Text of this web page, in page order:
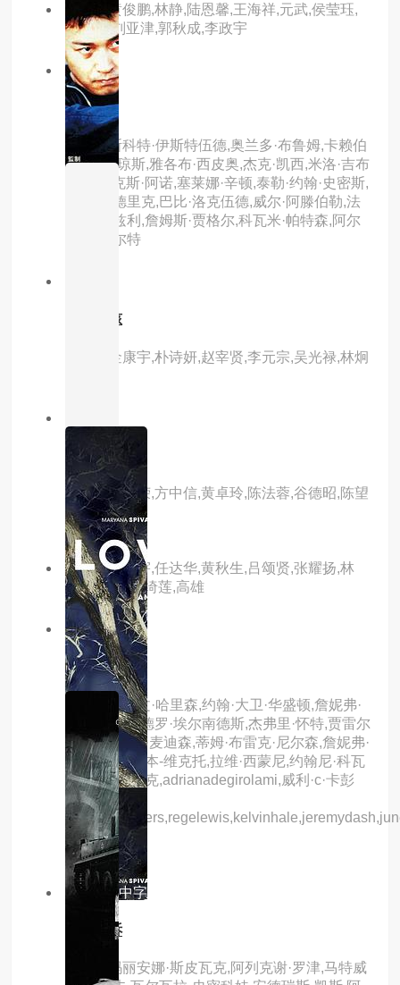
主演：黄俊鹏,林静,陆恩馨,王海祥,元武,侯莹珏,
楼学贤,刘亚津,郭秋成,李政宇
8.0分 hd
前哨
主演：斯科特·伊斯特伍德,奥兰多·布鲁姆,卡赖伯
·兰德里·琼斯,雅各布·西皮奥,杰克·凯西,米洛·吉布
森,阿历克斯·阿诺,塞莱娜·辛顿,泰勒·约翰·史密斯,
科里·哈德里克,巴比·洛克伍德,威尔·阿滕伯勒,法
希姆·法兹利,詹姆斯·贾格尔,科瓦米·帕特森,阿尔
菲·斯图尔特
潜水男孩
主演：金康宇,朴诗妍,赵宰贤,李元宗,吴光禄,林炯
枪王
主演：张国荣,方中信,黄卓玲,陈法蓉,谷德昭,陈望
华
主演：吴镇宇,任达华,黄秋生,吕颂贤,张耀扬,林
雪,王天林,施绮莲,高雄
6.0分 hd
禽兽
主演：小凯文·哈里森,约翰·大卫·华盛顿,詹妮弗·
艾莉,亚历桑德罗·埃尔南德斯,杰弗里·怀特,贾雷尔
·杰罗姆,米奇·麦迪森,蒂姆·布雷克·尼尔森,詹妮弗·
哈德森,保罗·本-维克托,拉维·西蒙尼,约翰尼·科瓦
内,道林·米西克,adrianadegirolami,威利·c·卡彭
特,纳西尔·琼
斯
乔尔·范·刘
8.0分 hd中字
无爱可诉
主演：玛丽安娜·斯皮瓦克,阿列克谢·罗津,马特威